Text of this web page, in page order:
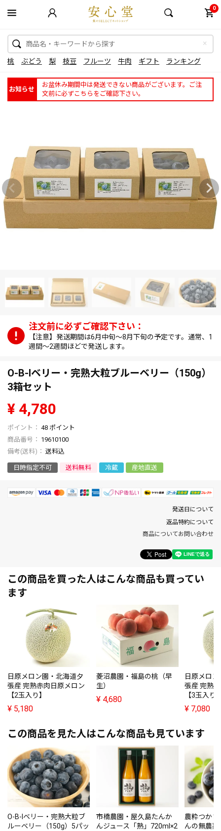
0
桃 ぶどう 梨 枝豆 フルーツ 牛肉 ギフト ランキング
お知らせ
お盆休み期間中は発送できない商品がございます。ご注
文前に必ずこちらをご確認下さい。
【注意】発送期間は6月中旬～8月下旬の予定です。通常、1
週間～2週間ほどで発送します。
O-B-Iベリー・完熟大粒ブルーベリー（150g）
3箱セット
¥ 4,780
48 ポイント
商品番号
19610100
送料込
日時指定不可 送料無料 冷蔵 産地直送
発送日について
返品特約について
商品についてお問い合わせ
この商品を買った人はこんな商品も買ってい
ます
日原メロン園・北海道夕
張産 完熟赤肉日原メロン
【2玉入り】
¥ 5,180
菱沼農園・福島の桃（早
生）
¥ 4,680
日原メロ
張産 完熟
【3玉入り
¥ 7,080
この商品を見た人はこんな商品も見ています
O-B-Iベリー・完熟大粒ブ
ルーベリー（150g）5パッ
市橋農園・屋久島たんか
んジュース「熟」720ml×2
農粋つか
んの無農